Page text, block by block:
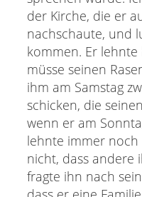
der Kirche, die er
nachschaute, und
kommen. Er
müsse seinen
ihm am Samstag
schicken, die
wenn er am
lehnte immer noch
nicht, dass andere
fragte ihn nach